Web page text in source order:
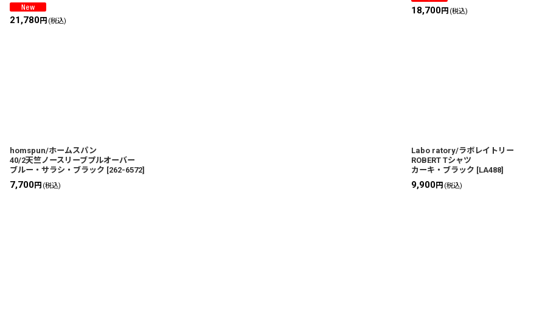
21,780円 (税込)
18,700円 (税込)
homspun/ホームスパン
40/2天竺ノースリーブプルオーバー
ブルー・サラシ・ブラック [262-6572]
7,700円 (税込)
Labo ratory/ラボレイトリー
ROBERT Tシャツ
カーキ・ブラック [LA488]
9,900円 (税込)